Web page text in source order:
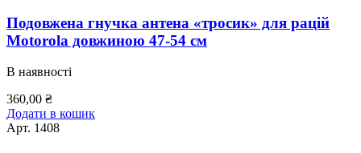
Подовжена гнучка антена «тросик» для рацій
Motorola довжиною 47-54 см
В наявності
360,00 ₴
Додати в кошик
Арт. 1408